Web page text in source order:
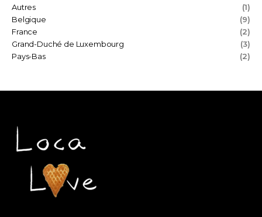
Autres
(1)
Belgique
(9)
France
(2)
Grand-Duché de Luxembourg
(3)
Pays-Bas
(2)